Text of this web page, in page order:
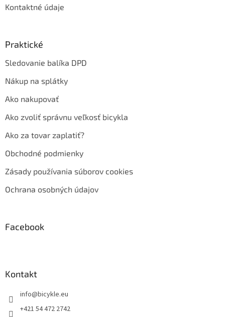
Kontaktné údaje
Praktické
Sledovanie balíka DPD
Nákup na splátky
Ako nakupovať
Ako zvoliť správnu veľkosť bicykla
Ako za tovar zaplatiť?
Obchodné podmienky
Zásady používania súborov cookies
Ochrana osobných údajov
Facebook
Kontakt
info@bicykle.eu
+421 54 472 2742